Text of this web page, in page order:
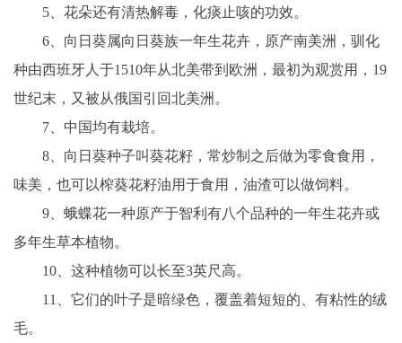
5、花朵还有清热解毒，化痰止咳的功效。
6、向日葵属向日葵族一年生花卉，原产南美洲，驯化
种由西班牙人于1510年从北美带到欧洲，最初为观赏用，19
世纪末，又被从俄国引回北美洲。
7、中国均有栽培。
8、向日葵种子叫葵花籽，常炒制之后做为零食食用，
味美，也可以榨葵花籽油用于食用，油渣可以做饲料。
9、蛾蝶花一种原产于智利有八个品种的一年生花卉或
多年生草本植物。
10、这种植物可以长至3英尺高。
11、它们的叶子是暗绿色，覆盖着短短的、有粘性的绒
毛。